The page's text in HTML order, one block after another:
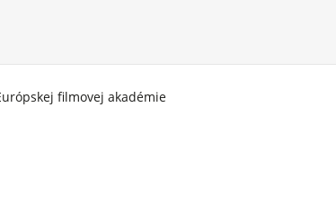
filmovej akadémie